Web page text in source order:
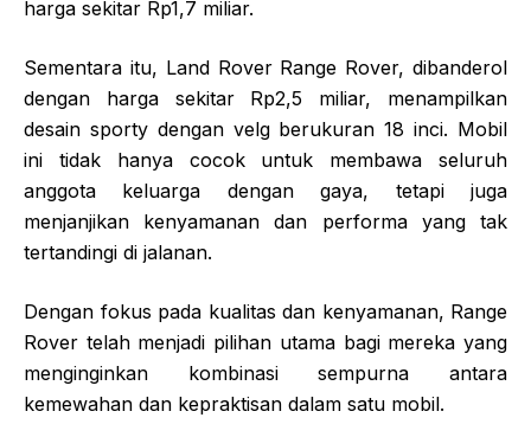
harga sekitar Rp1,7 miliar.
Sementara itu, Land Rover Range Rover, dibanderol
dengan harga sekitar Rp2,5 miliar, menampilkan
desain sporty dengan velg berukuran 18 inci. Mobil
ini tidak hanya cocok untuk membawa seluruh
anggota keluarga dengan gaya, tetapi juga
menjanjikan kenyamanan dan performa yang tak
tertandingi di jalanan.
Dengan fokus pada kualitas dan kenyamanan, Range
Rover telah menjadi pilihan utama bagi mereka yang
menginginkan kombinasi sempurna antara
kemewahan dan kepraktisan dalam satu mobil.